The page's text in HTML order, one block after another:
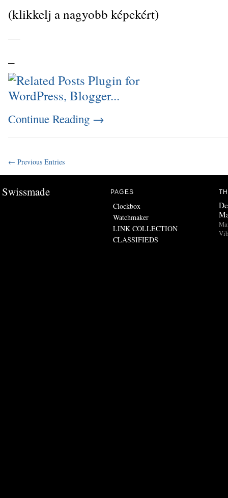
(klikkelj a nagyobb képekért)
Continue Reading →
← Previous Entries
Swissmade PAGES
Clockbox
Watchmaker
LINK COLLECTION
CLASSIFIEDS